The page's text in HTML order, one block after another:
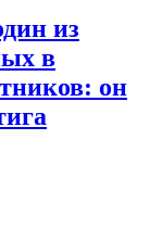
из
в
он